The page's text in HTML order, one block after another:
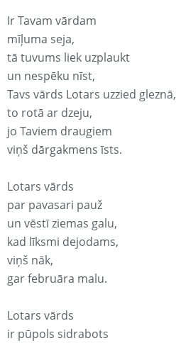
Ir Tavam vārdam
mīļuma seja,
tā tuvums liek uzplaukt
un nespēku nīst,
Tavs vārds Lotars uzzied gleznā,
to rotā ar dzeju,
jo Taviem draugiem
viņš dārgakmens īsts.
Lotars vārds
par pavasari pauž
un vēstī ziemas galu,
kad līksmi dejodams,
viņš nāk,
gar februāra malu.
Lotars vārds
ir pūpols sidrabots